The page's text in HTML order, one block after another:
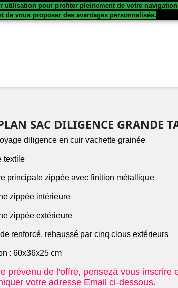
SAC DILIGENCE GRANDE
diligence en cuir vachette grainée
textile
principale zippée avec finition métallique
zippée intérieure
zippée extérieure
renforcé, rehaussé par cinq clous extérieurs
: 60x36x25 cm
prévenu de l'offre, pensezà vous inscrire
votre adresse Email ci-dessous.
pour profiter pleinement de votre
vous proposer des avantages personnalisés.